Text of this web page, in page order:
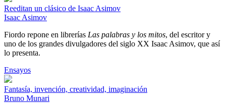
Reeditan un clásico de Isaac Asimov
Isaac Asimov
Fiordo repone en librerías Las palabras y los mitos, del escritor y
uno de los grandes divulgadores del siglo XX Isaac Asimov, que así
lo presenta.
Ensayos
Fantasía, invención, creatividad, imaginación
Bruno Munari